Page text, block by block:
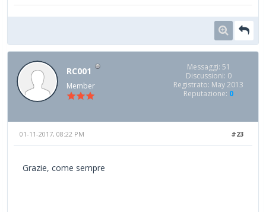
RC001
Member
Messaggi: 51
Discussioni: 0
Registrato: May 2013
Reputazione: 0
#23
01-11-2017, 08:22 PM
Grazie, come sempre